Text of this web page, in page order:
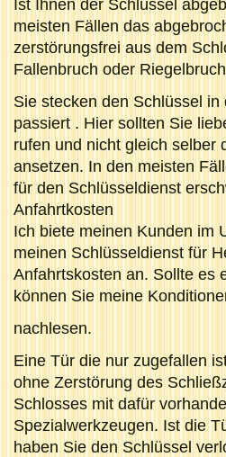
Ist Ihnen der Schlüssel
meisten Fällen das
zerstörungsfrei aus dem
Fallenbruch oder Riegelbruch
Sie stecken den Schlüssel
passiert . Hier sollten Sie
rufen und nicht gleich selber
ansetzen. In den meisten
für den Schlüsseldienst
Anfahrtkosten
Ich biete meinen Kunden im
meinen Schlüsseldienst für
Anfahrtskosten an. Sollte es
können Sie meine
nachlesen.
Eine Tür die nur zugefallen
ohne Zerstörung des
Schlosses mit dafür
Spezialwerkzeugen. Ist die
haben Sie den Schlüssel